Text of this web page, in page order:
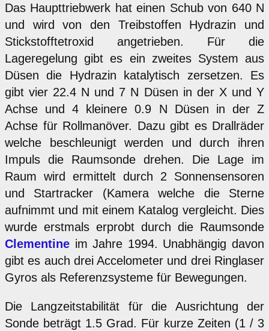
Das Haupttriebwerk hat einen Schub von 640 N
und wird von den Treibstoffen Hydrazin und
Stickstofftetroxid angetrieben. Für die
Lageregelung gibt es ein zweites System aus
Düsen die Hydrazin katalytisch zersetzen. Es
gibt vier 22.4 N und 7 N Düsen in der X und Y
Achse und 4 kleinere 0.9 N Düsen in der Z
Achse für Rollmanöver. Dazu gibt es Drallräder
welche beschleunigt werden und durch ihren
Impuls die Raumsonde drehen. Die Lage im
Raum wird ermittelt durch 2 Sonnensensoren
und Startracker (Kamera welche die Sterne
aufnimmt und mit einem Katalog vergleicht. Dies
wurde erstmals erprobt durch die Raumsonde
Clementine im Jahre 1994. Unabhängig davon
gibt es auch drei Accelometer und drei Ringlaser
Gyros als Referenzsysteme für Bewegungen.
Die Langzeitstabilität für die Ausrichtung der
Sonde beträgt 1.5 Grad. Für kurze Zeiten (1 / 3